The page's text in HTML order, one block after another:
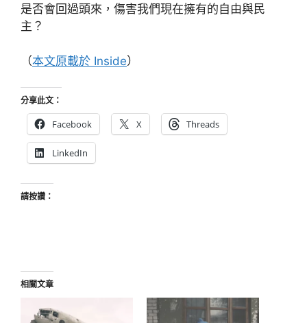
是否會回過頭來，傷害我們現在擁有的自由與民
主？
（本文原載於 Inside）
分享此文：
Facebook X Threads
LinkedIn
請按讚：
相關文章